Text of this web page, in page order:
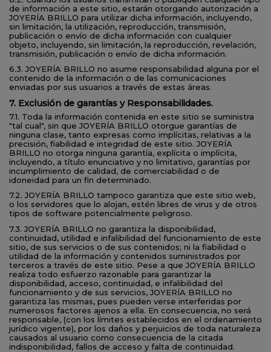
de información a este sitio, estarán otorgando autorización a
JOYERÍA BRILLO para utilizar dicha información, incluyendo,
sin limitación, la utilización, reproducción, transmisión,
publicación o envío de dicha información con cualquier
objeto, incluyendo, sin limitación, la reproducción, revelación,
transmisión, publicación o envío de dicha información.
6.3. JOYERÍA BRILLO no asume responsabilidad alguna por el
contenido de la información o de las comunicaciones
enviadas por sus usuarios a través de estas áreas.
7. Exclusión de garantías y Responsabilidades.
7.1. Toda la información contenida en este sitio se suministra
"tal cual", sin que JOYERÍA BRILLO otorgue garantías de
ninguna clase, tanto expresas como implícitas, relativas a la
precisión, fiabilidad e integridad de este sitio. JOYERÍA
BRILLO no otorga ninguna garantía, explícita o implícita,
incluyendo, a título enunciativo y no limitativo, garantías por
incumplimiento de calidad, de comerciabilidad o de
idoneidad para un fin determinado.
7.2. JOYERÍA BRILLO tampoco garantiza que este sitio web,
o los servidores que lo alojan, estén libres de virus y de otros
tipos de software potencialmente peligroso.
7.3. JOYERÍA BRILLO no garantiza la disponibilidad,
continuidad, utilidad e infalibilidad del funcionamiento de este
sitio, de sus servicios o de sus contenidos; ni la fiabilidad o
utilidad de la información y contenidos suministrados por
terceros a través de este sitio. Pese a que JOYERÍA BRILLO
realiza todo esfuerzo razonable para garantizar la
disponibilidad, acceso, continuidad, e infalibilidad del
funcionamiento y de sus servicios, JOYERÍA BRILLO no
garantiza las mismas, pues pueden verse interferidas por
numerosos factores ajenos a ella. En consecuencia, no será
responsable, (con los límites establecidos en el ordenamiento
jurídico vigente), por los daños y perjuicios de toda naturaleza
causados al usuario como consecuencia de la citada
indisponibilidad, fallos de acceso y falta de continuidad.